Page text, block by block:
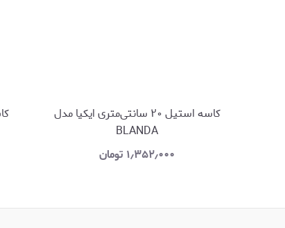
کاسه استیل ۲۰ سانتی‌متری ایکیا مدل
BLANDA
۱٫۳۵۲٫۰۰۰ تومان